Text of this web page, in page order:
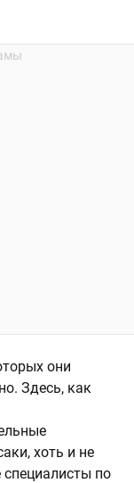
они
Здесь, как
хоть и не
специалисты по